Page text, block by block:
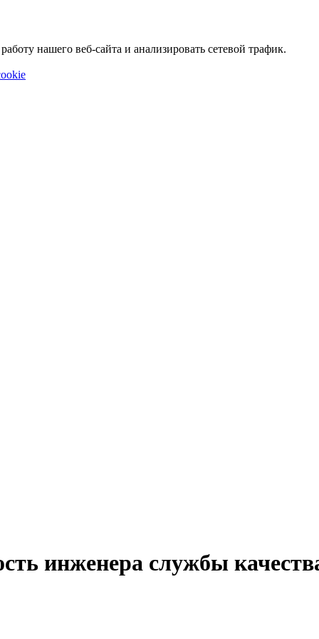
нашего веб-сайта и анализировать сетевой трафик.
инженера службы